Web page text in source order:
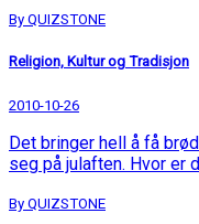
By QUIZSTONE
Religion, Kultur og Tradisjon
2010-10-26
Det bringer hell å få
seg på julaften. Hvor er
By QUIZSTONE